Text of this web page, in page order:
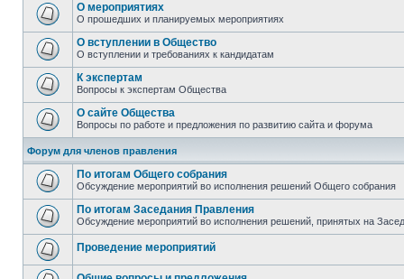
О мероприятиях
О прошедших и планируемых мероприятиях
О вступлении в Общество
О вступлении и требованиях к кандидатам
К экспертам
Вопросы к экспертам Общества
О сайте Общества
Вопросы по работе и предложения по развитию сайта и форума
Форум для членов правления
По итогам Общего собрания
Обсуждение мероприятий во исполнения решений Общего собрания
По итогам Заседания Правления
Обсуждение мероприятий во исполнения решений, принятых на
Проведение мероприятий